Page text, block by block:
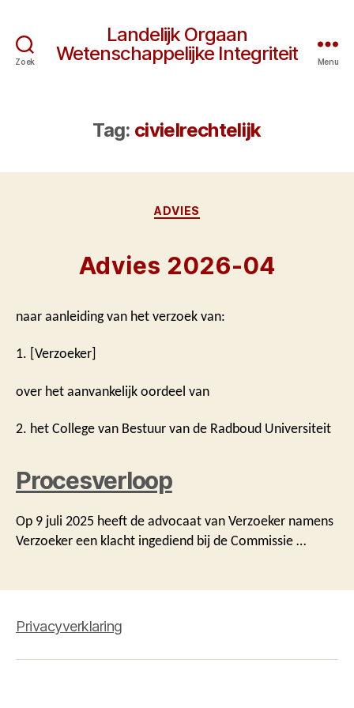
Zoek
Landelijk Orgaan
Wetenschappelijke Integriteit
Menu
Tag: civielrechtelijk
Categorieën
ADVIES
Advies 2026-04
naar aanleiding van het verzoek van:
1. [Verzoeker]
over het aanvankelijk oordeel van
2. het College van Bestuur van de Radboud Universiteit
Procesverloop
Op 9 juli 2025 heeft de advocaat van Verzoeker namens
Verzoeker een klacht ingediend bij de Commissie …
Privacyverklaring